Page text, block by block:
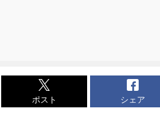
ポスト シェア